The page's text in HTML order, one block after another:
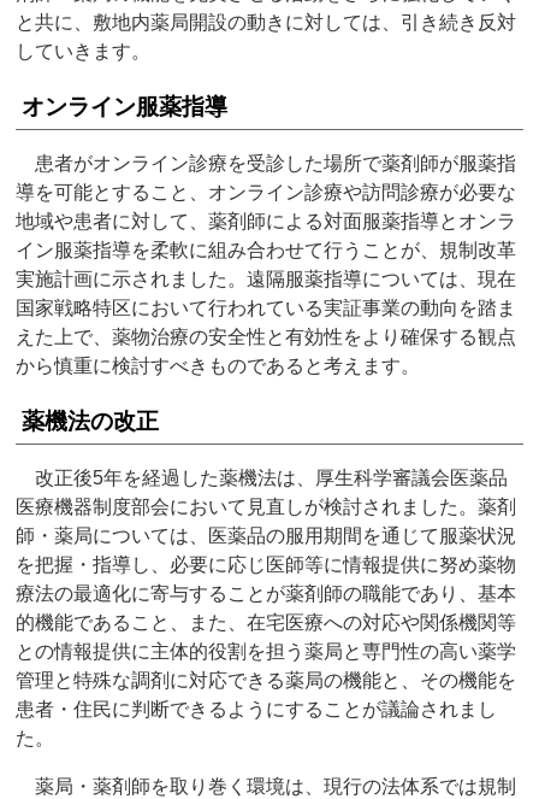
と共に、敷地内薬局開設の動きに対しては、引き続き反対
していきます。
オンライン服薬指導
患者がオンライン診療を受診した場所で薬剤師が服薬指
導を可能とすること、オンライン診療や訪問診療が必要な
地域や患者に対して、薬剤師による対面服薬指導とオンラ
イン服薬指導を柔軟に組み合わせて行うことが、規制改革
実施計画に示されました。遠隔服薬指導については、現在
国家戦略特区において行われている実証事業の動向を踏ま
えた上で、薬物治療の安全性と有効性をより確保する観点
から慎重に検討すべきものであると考えます。
薬機法の改正
改正後5年を経過した薬機法は、厚生科学審議会医薬品
医療機器制度部会において見直しが検討されました。薬剤
師・薬局については、医薬品の服用期間を通じて服薬状況
を把握・指導し、必要に応じ医師等に情報提供に努め薬物
療法の最適化に寄与することが薬剤師の職能であり、基本
的機能であること、また、在宅医療への対応や関係機関等
との情報提供に主体的役割を担う薬局と専門性の高い薬学
管理と特殊な調剤に対応できる薬局の機能と、その機能を
患者・住民に判断できるようにすることが議論されまし
た。
薬局・薬剤師を取り巻く環境は、現行の法体系では規制